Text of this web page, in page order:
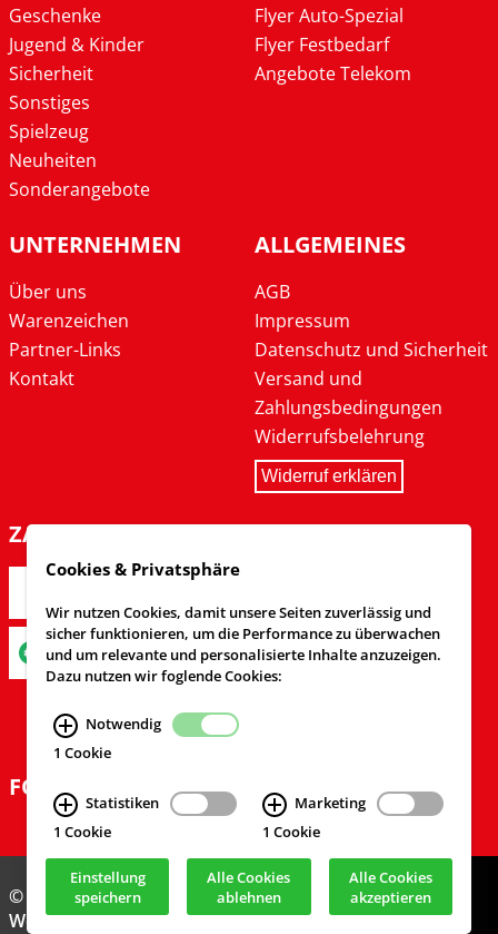
Geschenke
Jugend & Kinder
Sicherheit
Sonstiges
Spielzeug
Neuheiten
Sonderangebote
Flyer Auto-Spezial
Flyer Festbedarf
Angebote Telekom
UNTERNEHMEN
Über uns
Warenzeichen
Partner-Links
Kontakt
ALLGEMEINES
AGB
Impressum
Datenschutz und Sicherheit
Versand und
Zahlungsbedingungen
Widerrufsbelehrung
Widerruf erklären
ZAHLARTEN
FOLGEN SIE UNS
© Feuerwehrversand 2024
Webdesign & Realisierungcekom GmbH, Köln
Cookies & Privatsphäre
Wir nutzen Cookies, damit unsere Seiten zuverlässig und
sicher funktionieren, um die Performance zu überwachen
und um relevante und personalisierte Inhalte anzuzeigen.
Dazu nutzen wir foglende Cookies:
Notwendig
1 Cookie
Statistiken
1 Cookie
Marketing
1 Cookie
Einstellung
speichern
Alle Cookies
ablehnen
Alle Cookies
akzeptieren